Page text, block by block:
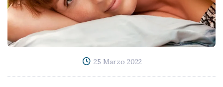
25 Marzo 2022